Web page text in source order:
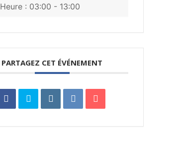
Heure : 03:00 - 13:00
PARTAGEZ CET ÉVÉNEMENT